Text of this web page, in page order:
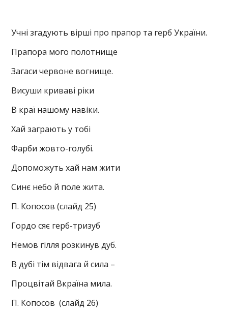
Учні згадують вірші про прапор та герб України.
Прапора мого полотнище
Загаси червоне вогнище.
Висуши криваві ріки
В краї нашому навіки.
Хай заграють у тобі
Фарби жовто-голубі.
Допоможуть хай нам жити
Синє небо й поле жита.
П. Копосов (слайд 25)
Гордо сяє герб-тризуб
Немов гілля розкинув дуб.
В дубі тім відвага й сила –
Процвітай Вкраїна мила.
П. Копосов (слайд 26)